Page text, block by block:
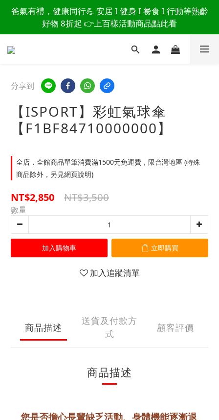
讀懂爸爸總說「不用買」的堅強 👉 3大生活貼心巧
思，找回他的生活主導權
爸氣有禮，健康同行💪 安居 I 健身 I 餐食 I 行動等熟齡
好物 8折起 👉上百樣活動商品點此看
讀懂爸爸總說「不用買」的堅強 👉 3大生活貼心巧
思，找回他的生活主導權
分享到
【ISPORT】彩虹氣球傘
【F1BF84710000000】
全店，全館商品單筆消費滿1500元免運費，限台灣地區 (特殊
商品除外，另見網頁說明)
NT$2,850 NT$3,500
數量
加入購物車 立即購買
加入追蹤清單
商品描述
送貨及付款方
式
顧客評價
商品描述
您是否擔心長輩缺乏活動、身體機能逐漸退